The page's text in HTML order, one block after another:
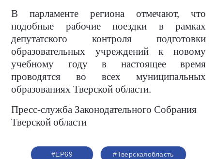
В парламенте региона отмечают, что
подобные рабочие поездки в рамках
депутатского контроля подготовки
образовательных учреждений к новому
учебному году в настоящее время
проводятся во всех муниципальных
образованиях Тверской области.
Пресс-служба Законодательного Собрания
Тверской области
#ЕР69 #Тверскаяобласть